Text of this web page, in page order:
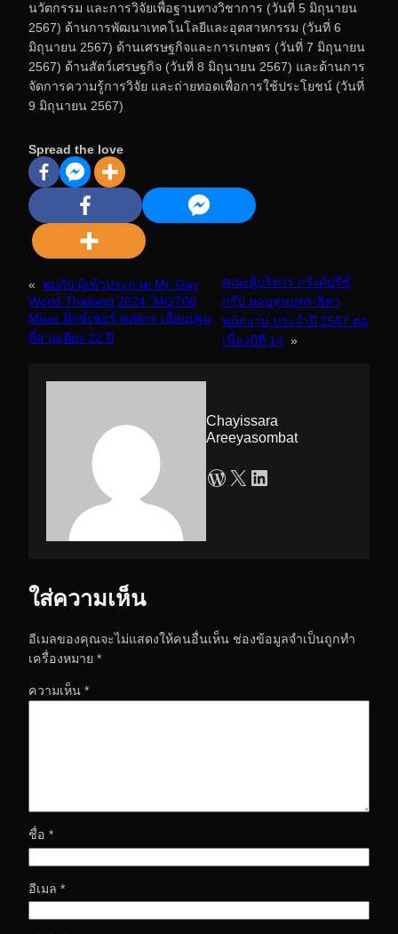
นวัตกรรม และการวิจัยเพื่อฐานทางวิชาการ (วันที่ 5 มิถุนายน
2567) ด้านการพัฒนาเทคโนโลยีและอุตสาหกรรม (วันที่ 6
มิถุนายน 2567) ด้านเศรษฐกิจและการเกษตร (วันที่ 7 มิถุนายน
2567) ด้านสัตว์เศรษฐกิจ (วันที่ 8 มิถุนายน 2567) และด้านการ
จัดการความรู้การวิจัย และถ่ายทอดเพื่อการใช้ประโยชน์ (วันที่
9 มิถุนายน 2567)
Spread the love
« พบกับ ผู้เข้าประกวด Mr. Gay
World Thailand 2024 “MGT08
Mixer มิกซ์เซอร์ พงศกร เอี่ยมปฐม
ที่อายุเพียง 22 ปี
คณะผู้บริหาร กรังด์ปรีซ์
กรุ๊ป มอบทุนบุตร-ธิดา
พนักงาน ประจำปี 2567 ต่อ
เนื่องปีที่ 14 »
Chayissara
Areeyasombat
WordPress X LinkedIn
ใส่ความเห็น
อีเมลของคุณจะไม่แสดงให้คนอื่นเห็น ช่องข้อมูลจำเป็นถูกทำ
เครื่องหมาย *
ความเห็น *
ชื่อ *
อีเมล *